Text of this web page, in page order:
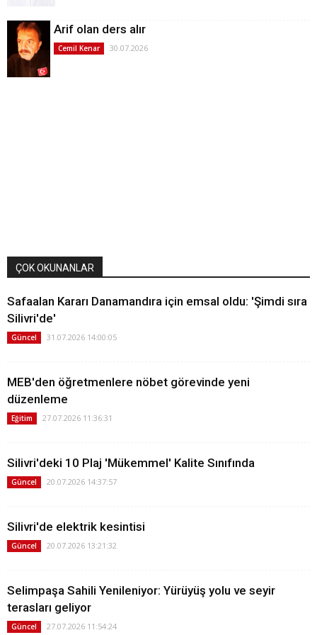
Arif olan ders alır
Cemil Kenar 30.07.2026
ÇOK OKUNANLAR
Safaalan Kararı Danamandıra için emsal oldu: 'Şimdi sıra
Silivri'de'
Güncel 31.07.2026 14:00:05
MEB'den öğretmenlere nöbet görevinde yeni
düzenleme
Eğitim 27.07.2026 11:36:31
Silivri'deki 10 Plaj 'Mükemmel' Kalite Sınıfında
Güncel 20.07.2026 14:37:57
Silivri'de elektrik kesintisi
Güncel 20.07.2026 13:21:32
Selimpaşa Sahili Yenileniyor: Yürüyüş yolu ve seyir
terasları geliyor
Güncel 27.07.2026 11:54:24